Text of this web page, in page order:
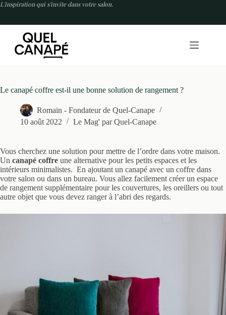
Passer
L'inspiration qui s'invite dans votre salon.
Le canapé coffre est-il une bonne solution de rangement ?
Romain - Fondateur de Quel-Canape
10 août 2022
Le Mag' par Quel-Canape
Vous cherchez une solution pour mettre de l’ordre dans votre maison.
Un canapé coffre une alternative pour les petits espaces et les
intérieurs minimalistes. En ajoutant un canapé avec un coffre dans
votre salon ou dans un bureau. Vous allez facilement créer un espace
de rangement supplémentaire pour les couvertures, les oreillers ou tout
autre objet que vous devez ranger à l’abri des regards.